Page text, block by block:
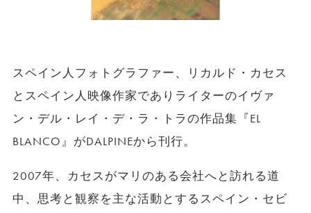
スペイン人フォトグラファー、リカルド・カセス
とスペイン人映像作家でありライターのイヴァ
ン・デル・レイ・デ・ラ・トラの作品集『EL
BLANCO』がDALPINEから刊行。
2007年、カセスがマリのある会社へと訪れる道
中、思考と観察を主な活動とするスペイン・セビ